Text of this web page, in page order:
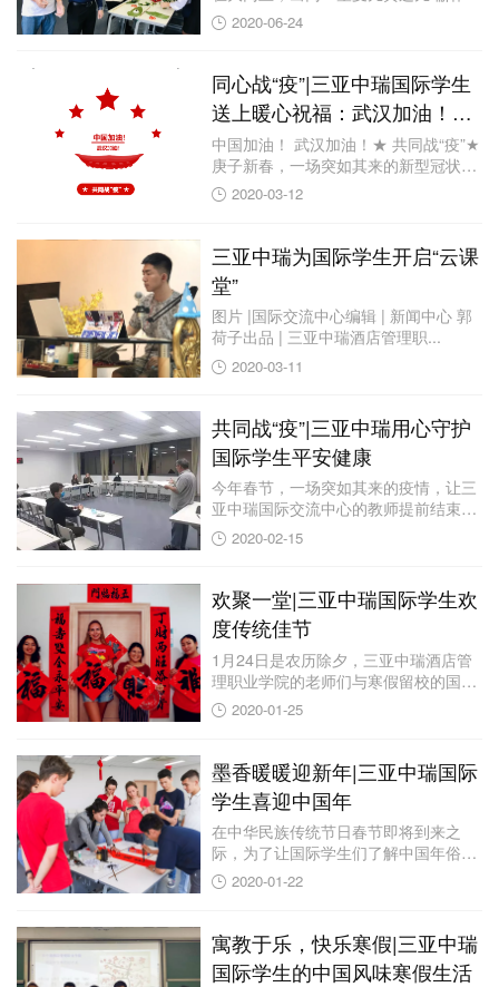
那儿端阳，处...
2020-06-24
同心战“疫”|三亚中瑞国际学生
送上暖心祝福：武汉加油！中
国加油！
中国加油！ 武汉加油！★ 共同战“疫”★
庚子新春，一场突如其来的新型冠状病
毒...2020-03-12
三亚中瑞为国际学生开启“云课
堂”
图片 |国际交流中心编辑 | 新闻中心 郭
荷子出品 | 三亚中瑞酒店管理职...
2020-03-11
共同战“疫”|三亚中瑞用心守护
国际学生平安健康
今年春节，一场突如其来的疫情，让三
亚中瑞国际交流中心的教师提前结束了
假期并迅速回...
2020-02-15
欢聚一堂|三亚中瑞国际学生欢
度传统佳节
1月24日是农历除夕，三亚中瑞酒店管
理职业学院的老师们与寒假留校的国际
学生欢聚一...
2020-01-25
墨香暖暖迎新年|三亚中瑞国际
学生喜迎中国年
在中华民族传统节日春节即将到来之
际，为了让国际学生们了解中国年俗文
化，感受年味，...
2020-01-22
寓教于乐，快乐寒假|三亚中瑞
国际学生的中国风味寒假生活